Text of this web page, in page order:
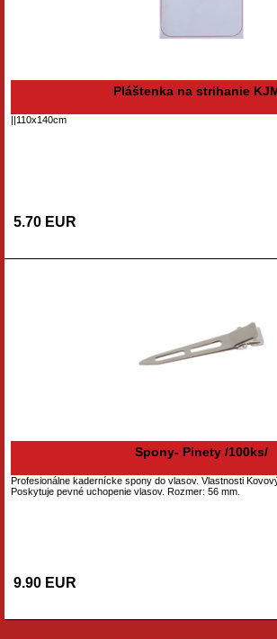
Pláštenka na strihanie
||110x140cm
5.70 EUR
Spony- Pinety /100ks/
Profesionálne kadernícke spony do vlasov. Vlastnosti
Poskytuje pevné uchopenie vlasov. Rozmer: 56 mm.
9.90 EUR